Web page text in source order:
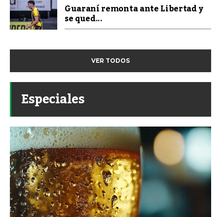
Guaraní remonta ante Libertad y
se qued...
VER TODOS
Especiales